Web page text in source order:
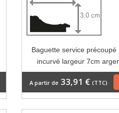
3.0 cm
Baguette service précoupé
incurvé largeur 7cm
A partir de33,91 € (TTC)